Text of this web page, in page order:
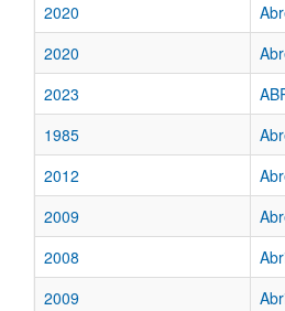
2020
2020
2023
1985
2012
2009
2008
2009